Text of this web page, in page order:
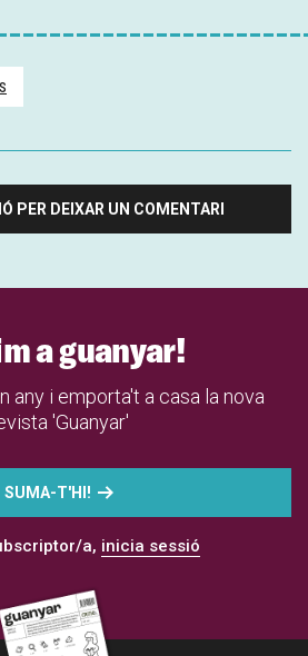
PER DEIXAR UN COMENTARI
a guanyar!
any i emporta't a casa la nova
'Guanyar'
SUMA-T'HI!
a, inicia sessió